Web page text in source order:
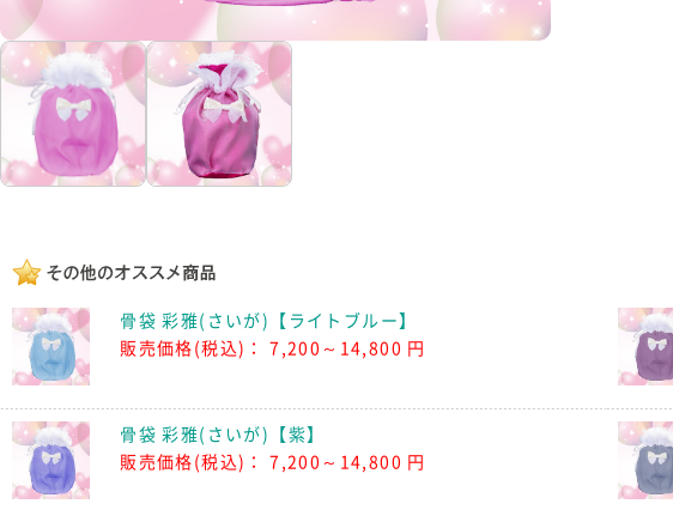
骨袋 彩雅(さいが)【ライトブルー】
販売価格(税込)： 7,200～14,800 円
骨袋 彩雅(さいが)【紫】
販売価格(税込)： 7,200～14,800 円